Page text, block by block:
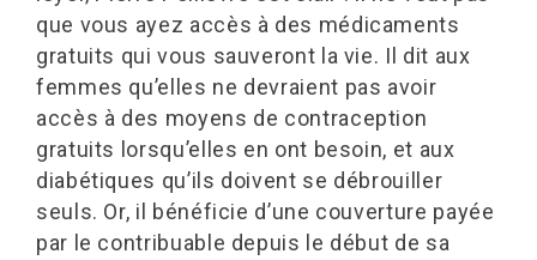
que vous ayez accès à des médicaments
gratuits qui vous sauveront la vie. Il dit aux
femmes qu’elles ne devraient pas avoir
accès à des moyens de contraception
gratuits lorsqu’elles en ont besoin, et aux
diabétiques qu’ils doivent se débrouiller
seuls. Or, il bénéficie d’une couverture payée
par le contribuable depuis le début de sa